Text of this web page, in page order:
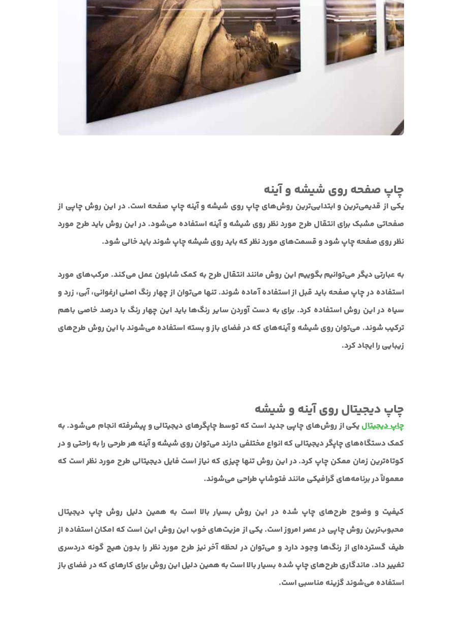
چاپ صفحه روی شیشه و آینه
یکی از قدیمی‌ترین و ابتدایی‌ترین روش‌های چاپ روی شیشه و آینه چاپ صفحه است. در این روش چاپی از
صفحاتی مشبک برای انتقال طرح مورد نظر روی شیشه و آینه استفاده می‌شود. در این روش باید طرح مورد
نظر روی صفحه چاپ شود و قسمت‌های مورد نظر که باید روی شیشه چاپ شوند باید خالی شود.
به عبارتی دیگر می‌توانیم بگوییم این روش مانند انتقال طرح به کمک شابلون عمل می‌کند. مرکب‌های مورد
استفاده در چاپ صفحه باید قبل از استفاده آماده شوند. تنها می‌توان از چهار رنگ اصلی ارغوانی، آبی، زرد و
سیاه در این روش استفاده کرد. برای به دست آوردن سایر رنگ‌ها باید این چهار رنگ با درصد خاصی باهم
ترکیب شوند. می‌توان روی شیشه و آینه‌های که در فضای باز و بسته استفاده می‌شوند با این روش طرح‌های
زیبایی را ایجاد کرد.
چاپ دیجیتال روی آینه و شیشه
چاپ دیجیتال یکی از روش‌های چاپی جدید است که توسط چاپگرهای دیجیتالی و پیشرفته انجام می‌شود. به
کمک دستگاه‌های چاپگر دیجیتالی که انواع مختلفی دارند می‌توان روی شیشه و آینه هر طرحی را به راحتی و در
کوتاه‌ترین زمان ممکن چاپ کرد. در این روش تنها چیزی که نیاز است فایل دیجیتالی طرح مورد نظر است که
معمولاً در برنامه‌های گرافیکی مانند فتوشاپ طراحی می‌شوند.
کیفیت و وضوح طرح‌های چاپ شده در این روش بسیار بالا است به همین دلیل روش چاپ دیجیتال
محبوب‌ترین روش چاپی در عصر امروز است. یکی از مزیت‌های خوب این روش این است که امکان استفاده از
طیف گسترده‌ای از رنگ‌ها وجود دارد و می‌توان در لحظه آخر نیز طرح مورد نظر را بدون هیچ گونه دردسری
تغییر داد. ماندگاری طرح‌های چاپ شده بسیار بالا است به همین دلیل این روش برای کارهای که در فضای باز
استفاده می‌شوند گزینه مناسبی است.